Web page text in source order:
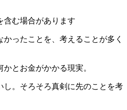
含む場合があります
ったことを、考えることが多く
とお金がかかる現実。
し。そろそろ真剣に先のことを考